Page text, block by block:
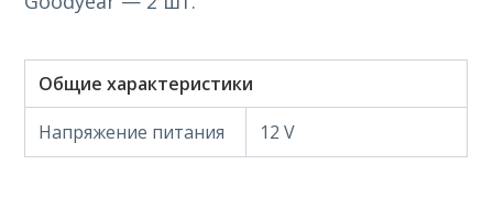
Общие характеристики
Напряжение питания
12 V